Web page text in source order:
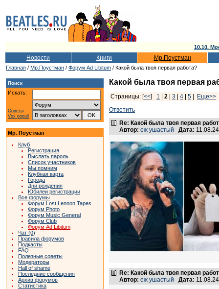
10.10.
Новости Книги Мр.Поустман
Главная / Мр.Поустман / Форум Ad Libitum / Какой была твоя первая работа?
Поиск
Искать:
Советы
Vox populi
Мр. Поустман
Клуб
Регистрация
Выслать пароль
Список участников
Мы помним
Клубная карта
Города
Дни рождения
Юбилеи регистрации
Все форумы
Форум Lost Lennon Tapes
Форум Photo
Форум Music General
Форум Club
Форум Ad Libitum
Чат (0)
Правила форумов
Подкасты
FAQ
Полезные советы
Модераторы
Hall of shame
Последние сообщения
Архив форумов
Статистика
Какой была твоя первая
Страницы: [<<] 1 2 3 4 5
Еще>>
Ответить
Re: Какой была твоя первая
Автор: еж ушастый Дата:
Re: Какой была твоя первая
Автор: еж ушастый Дата: